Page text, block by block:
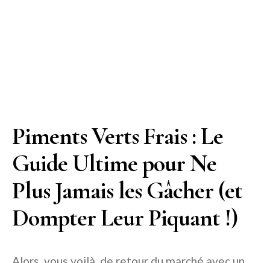
Piments Verts Frais : Le
Guide Ultime pour Ne
Plus Jamais les Gâcher (et
Dompter Leur Piquant !)